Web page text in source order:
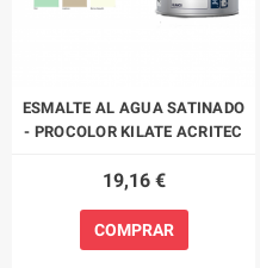
ESMALTE AL AGUA SATINADO
- PROCOLOR KILATE ACRITEC
19,16 €
COMPRAR